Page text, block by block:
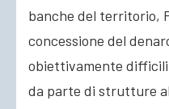
banche del territorio,
concessione del
obiettivamente
da parte di strutture